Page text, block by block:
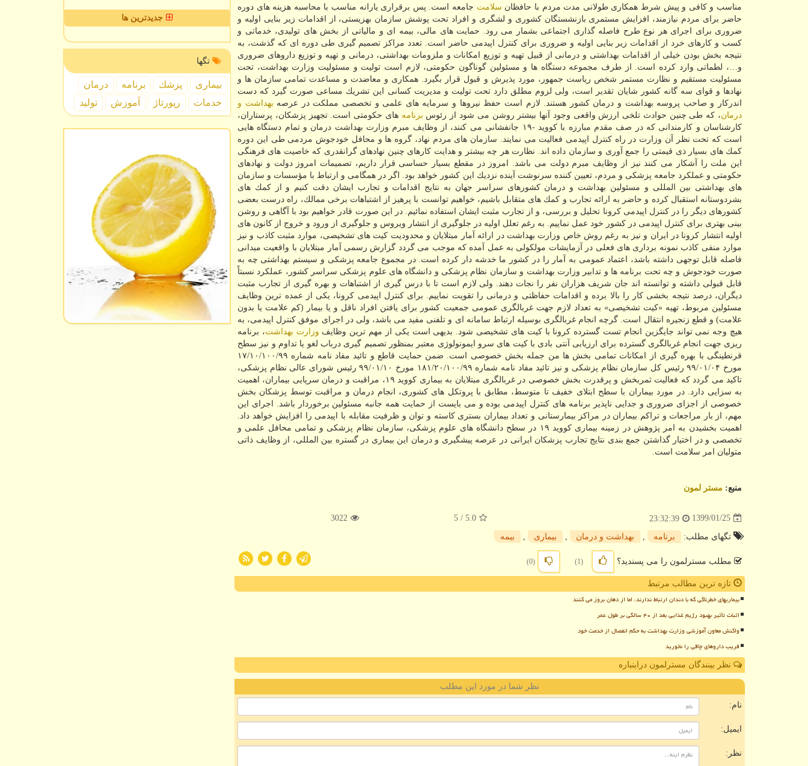
مناسب و كافی و پیش شرط همكاری طولانی مدت مردم با حافظان سلامت جامعه است. پس برقراری یارانه مناسب با محاسبه هزینه های دوره
حاضر برای مردم نیازمند، افزایش مستمری بازنشستگان كشوری و لشگری و افراد تحت پوشش سازمان بهزیستی، از اقدامات زیر بنایی اولیه و
ضروری برای اجرای هر نوع طرح فاصله گذاری اجتماعی بشمار می رود. حمایت های مالی، بیمه ای و مالیاتی از بخش های تولیدی، خدماتی و
كسب و كارهای خرد از اقدامات زیر بنایی اولیه و ضروری برای كنترل اپیدمی حاضر است. تعدد مراكز تصمیم گیری طی دوره ای كه گذشت، به
نتیجه بخش بودن خیلی از اقدامات بهداشتی و درمانی از قبیل تهیه و توزیع امكانات و ملزومات بهداشتی، درمانی و تهیه و توزیع داروهای ضروری
و…، لطماتی وارد كرده است. از طرف مجموعه دستگاه ها و مسئولین گوناگون حكومتی، لازم است تولیت و مسئولیت وزارت بهداشت، تحت
مسئولیت مستقیم و نظارت مستمر شخص ریاست جمهور، مورد پذیرش و قبول قرار بگیرد. همكاری و معاضدت و مساعدت تمامی سازمان ها و
نهادها و قوای سه گانه كشور شایان تقدیر است، ولی لزوم مطلق دارد تحت تولیت و مدیریت كسانی این تشریك مساعی صورت گیرد كه دست
اندركار و صاحب پروسه بهداشت و درمان كشور هستند. لازم است حفظ نیروها و سرمایه های علمی و تخصصی مملكت در عرصه بهداشت و
درمان، كه طی چنین حوادث تلخی ارزش واقعی وجود آنها بیشتر روشن می شود از رئوس برنامه های حكومتی است. تجهیز پزشكان، پرستاران،
كارشناسان و كارمندانی كه در صف مقدم مبارزه با كووید -۱۹ جانفشانی می كنند، از وظایف مبرم وزارت بهداشت درمان و تمام دستگاه هایی
است كه تحت نظر آن وزارت در راه كنترل اپیدمی فعالیت می نمایند. سازمان های مردم نهاد، گروه ها و محافل خودجوش مردمی طی این دوره
كمك های بسیار ذی قیمتی را جمع آوری و سازمان داده اند. نظارت هر چه بیشتر و هدایت كارهای چنین نهادهای گرانقدری كه خاصیت های فرهنگی
این ملت را آشكار می كنند نیز از وظایف مبرم دولت می باشد. امروز در مقطع بسیار حساسی قرار داریم، تصمیمات امروز دولت و نهادهای
حكومتی و عملكرد جامعه پزشكی و مردم، تعیین كننده سرنوشت آینده نزدیك این كشور خواهد بود. اگر در همگامی و ارتباط با مؤسسات و سازمان
های بهداشتی بین المللی و مسئولین بهداشت و درمان كشورهای سراسر جهان به نتایج اقدامات و تجارب ایشان دقت كنیم و از كمك های
بشردوستانه استقبال كرده و حاضر به ارائه تجارب و كمك های متقابل باشیم، خواهیم توانست با پرهیز از اشتباهات برخی ممالك، راه درست بعضی
كشورهای دیگر را در كنترل اپیدمی كرونا تحلیل و بررسی، و از تجارب مثبت ایشان استفاده نمائیم. در این صورت قادر خواهیم بود با آگاهی و روشن
بینی بهتری برای كنترل اپیدمی در كشور خود عمل نماییم. به رغم تعلل اولیه در جلوگیری از انتشار ویروس و جلوگیری از ورود و خروج از كانون های
اولیه انتشار كرونا در ایران و نیز به رغم روش خاص وزارت بهداشت در ارائه آمار مبتلایان و محدودیت كیت های تشخیصی، موارد مثبت كاذب و نیز
موارد منفی كاذب نمونه برداری های فعلی در آزمایشات مولكولی به عمل آمده كه موجب می گردد گزارش رسمی آمار مبتلایان با واقعیت میدانی
فاصله قابل توجهی داشته باشد، اعتماد عمومی به آمار را در كشور ما خدشه دار كرده است. در مجموع جامعه پزشكی و سیستم بهداشتی چه به
صورت خودجوش و چه تحت برنامه ها و تدابیر وزارت بهداشت و سازمان نظام پزشكی و دانشگاه های علوم پزشكی سراسر كشور، عملكرد نسبتاً
قابل قبولی داشته و توانسته اند جان شریف هزاران نفر را نجات دهند. ولی لازم است تا با درس گیری از اشتباهات و بهره گیری از تجارب مثبت
دیگران، درصد نتیجه بخشی كار را بالا برده و اقدامات حفاظتی و درمانی را تقویت نماییم. برای كنترل اپیدمی كرونا، یكی از عمده ترین وظایف
مسئولین مربوط، تهیه «كیت تشخیصی» به تعداد لازم جهت غربالگری عمومی جمعیت كشور برای یافتن افراد ناقل و یا بیمار (كم علامت یا بدون
علامت) و قطع زنجیره انتقال است. گرچه انجام غربالگری بوسیله ارتباط سامانه ای و تلفنی مفید می باشد، ولی در اجرای موفق كنترل اپیدمی، به
هیچ وجه نمی تواند جایگزین انجام تست گسترده كرونا با كیت های تشخیصی شود. بدیهی است یكی از مهم ترین وظایف وزارت بهداشت، برنامه
ریزی جهت انجام غربالگری گسترده برای ارزیابی آنتی بادی با كیت های سرو ایمونولوژی معتبر بمنظور تصمیم گیری درباب لغو یا تداوم و نیز سطح
قرنطینگی با بهره گیری از امكانات تمامی بخش ها من جمله بخش خصوصی است. ضمن حمایت قاطع و تائید مفاد نامه شماره ۱۷/۱۰/۱۰۰/۹۹
مورخ ۰۴/‏۰۱/‏۹۹‬ رئیس كل سازمان نظام پزشكی و نیز تائید مفاد نامه شماره ۱۸۱/۲۰/۱۰۰/۹۹ مورخ ۱۰/‏۰۱/‏۹۹‬ رئیس شورای عالی نظام پزشكی،
تاكید می گردد كه فعالیت ثمربخش و پرقدرت بخش خصوصی در غربالگری مبتلایان به بیماری كووید ۱۹، مراقبت و درمان سرپایی بیماران، اهمیت
به سزایی دارد. در مورد بیماران با سطح ابتلای خفیف تا متوسط، مطابق با پروتكل های كشوری، انجام درمان و مراقبت توسط پزشكان بخش
خصوصی از اجزای ضروری و جدایی ناپذیر برنامه های كنترل اپیدمی بوده و می بایست از حمایت همه جانبه مسئولین برخوردار باشد. اجرای این
مهم، از بار مراجعات و تراكم بیماران در مراكز بیمارستانی و تعداد بیماران بستری كاسته و توان و ظرفیت مقابله با اپیدمی را افزایش خواهد داد.
اهمیت بخشیدن به امر پژوهش در زمینه بیماری كووید ۱۹ در سطح دانشگاه های علوم پزشكی، سازمان نظام پزشكی و تمامی محافل علمی و
تخصصی و در اختیار گذاشتن جمع بندی نتایج تجارب پزشكان ایرانی در عرصه پیشگیری و درمان این بیماری در گستره بین المللی، از وظایف ذاتی
متولیان امر سلامت است.
منبع: مستر لمون
1399/01/25
23:32:39
5.0
/ 5
3022
تگهای مطلب: برنامه بهداشت و درمان بیماری بیمه
مطلب مسترلمون را می پسندید؟ (1)
(0)
تازه ترین مطالب مرتبط
بیماریهای خطرناکی که با دندان ارتباط ندارند، اما از دهان بروز می کنند
اثبات تأثیر بهبود رژیم غذایی بعد از ۴۰ سالگی بر طول عمر
واکنش معاون آموزشی وزارت بهداشت به حکم انفصال از خدمت خود
فریب داروهای چاقی را نخورید
نظر بینندگان مسترلمون دراینباره
نظر شما در مورد این مطلب
نام:
ایمیل:
نظر:
جدیدترین ها
تگها
بیماری پزشك برنامه
درمان
خدمات
رپورتاژ آموزش تولید